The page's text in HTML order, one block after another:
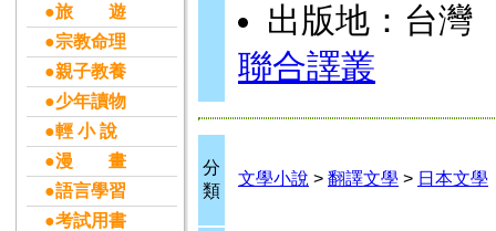
●旅 遊
●宗教命理
●親子教養
●少年讀物
●輕 小 說
●漫 畫
●語言學習
●考試用書
出版地：台灣
聯合譯叢
分
類
文學小說 > 翻譯文學 > 日本文學